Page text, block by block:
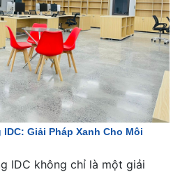
Giải Pháp Xanh Cho Môi
IDC không chỉ là một giải